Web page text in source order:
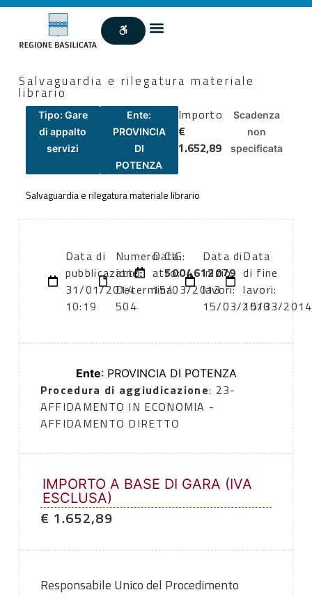
Salvaguardia e rilegatura materiale
librario
Tipo: Gare
di appalto
servizi
Ente:
PROVINCIA
DI
POTENZA
Importo
€
1.652,89
Scadenza
non
specificata
Salvaguardia e rilegatura materiale librario
Data di
pubblicazione:
31/01/2014
10:19
Numero
atto:
Determina
504
Data
atto:
15/03/2013
CIG:
5004612079
Data di
inizio
lavori:
15/03/2013
Data
di fine
lavori:
15/03/2014
Ente: PROVINCIA DI POTENZA
Procedura di aggiudicazione: 23-
AFFIDAMENTO IN ECONOMIA -
AFFIDAMENTO DIRETTO
IMPORTO A BASE DI GARA (IVA
ESCLUSA)
€ 1.652,89
Responsabile Unico del Procedimento